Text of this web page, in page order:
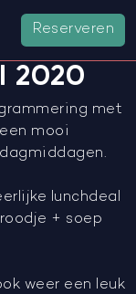
Reserveren
2020
met
mooi
lunchdeal
+ soep
weer een leuk